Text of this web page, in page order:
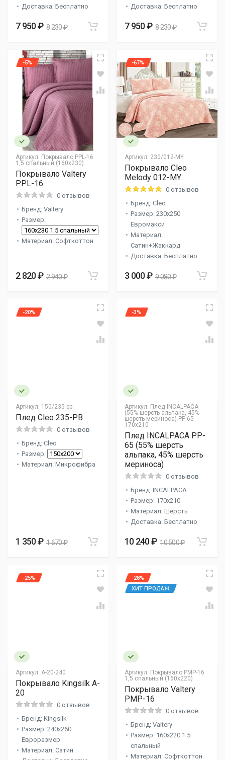
Доставка: Бесплатно
7 950 ₽ 8 230 ₽
Доставка: Бесплатно
7 950 ₽ 8 230 ₽
Артикул: Покрывало PPL-16
1,5 спальный (160x230)
-5%
Покрывало Valtery
PPL-16
0 отзывов
Бренд: Valtery
Размер:
Материал: Софткоттон
2 820 ₽ 2 940 ₽
Артикул: 230/012-MY
-67%
Покрывало Cleo
Melody 012-MY
0 отзывов
Бренд: Cleo
Размер: 230x250
Евромакси
Материал:
Сатин+Жаккард
Доставка: Бесплатно
3 000 ₽ 9 080 ₽
Артикул: 150/235-pb
-20%
Плед Cleo 235-PB
0 отзывов
Бренд: Cleo
Размер:
Материал: Микрофибра
1 350 ₽ 1 670 ₽
Артикул: Плед INCALPACA
(55% шерсть альпака, 45%
шерсть мериноса) PP-65
170x210
-3%
Плед INCALPACA PP-
65 (55% шерсть
альпака, 45% шерсть
мериноса)
0 отзывов
Бренд: INCALPACA
Размер: 170x210
Материал: Шерсть
Доставка: Бесплатно
10 240 ₽ 10 500 ₽
Артикул: A-20-240
-25%
Покрывало Kingsilk A-
20
0 отзывов
Бренд: Kingsilk
Размер: 240x260
Евроразмер
Материал: Сатин
Артикул: Покрывало PMP-16
1,5 спальный (160x220)
-28%
ХИТ ПРОДАЖ
Покрывало Valtery
PMP-16
0 отзывов
Бренд: Valtery
Размер: 160x220 1.5
спальный
Материал: Софткоттон